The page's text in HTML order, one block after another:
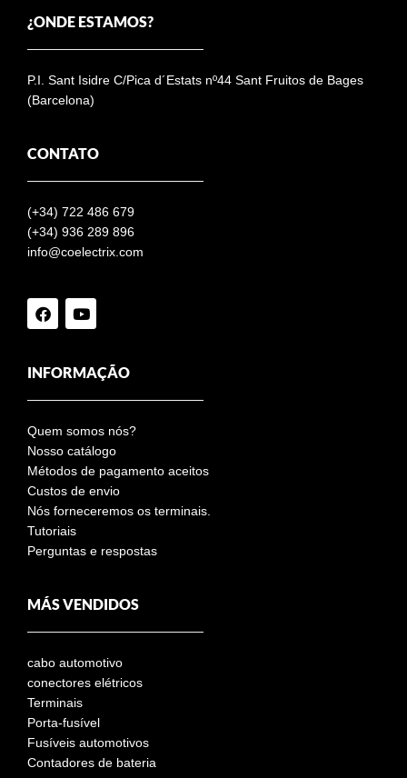
¿ONDE ESTAMOS?
P.I. Sant Isidre C/Pica d´Estats nº44 Sant Fruitos de Bages
(Barcelona)
CONTATO
(+34) 722 486 679
(+34) 936 289 896
info@coelectrix.com
INFORMAÇÃO
Quem somos nós?
Nosso catálogo
Métodos de pagamento aceitos
Custos de envio
Nós forneceremos os terminais.
Tutoriais
Perguntas e respostas
MÁS VENDIDOS
cabo automotivo
conectores elétricos
Terminais
Porta-fusível
Fusíveis automotivos
Contadores de bateria